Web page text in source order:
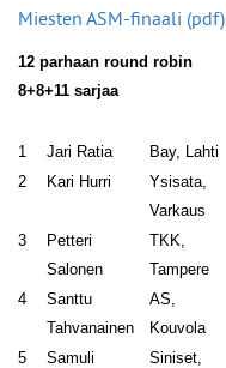
Miesten ASM-finaali (pdf)
12 parhaan round robin
8+8+11 sarjaa
1
Jari Ratia Bay, Lahti
2
Kari Hurri
Ysisata,
Varkaus
3
Petteri
Salonen
TKK,
Tampere
4
Santtu
Tahvanainen
AS,
Kouvola
5
Samuli
Siniset,